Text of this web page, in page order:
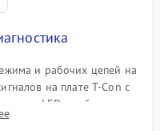
и рабочих цепей на
на плате T-Con с
LED-драйвера и
мультиметром.